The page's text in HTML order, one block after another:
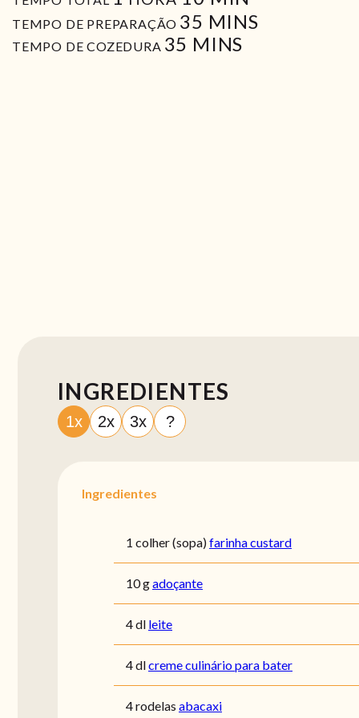
TEMPO DE PREPARAÇÃO 35 MIN
MINS
TEMPO DE COZEDURA 35 MIN
MINS
INGREDIENTES
1x 2x 3x ?
Ingredientes
1 colher (sopa)farinha custard
10 gadoçante
4 dl leite
4 dlcreme culinário para bater
4 rodelas abacaxi